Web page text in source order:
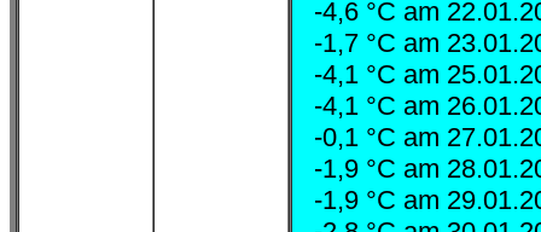
-4,6 °C am
-1,7 °C am
-4,1 °C am
-4,1 °C am
-0,1 °C am
-1,9 °C am
-1,9 °C am